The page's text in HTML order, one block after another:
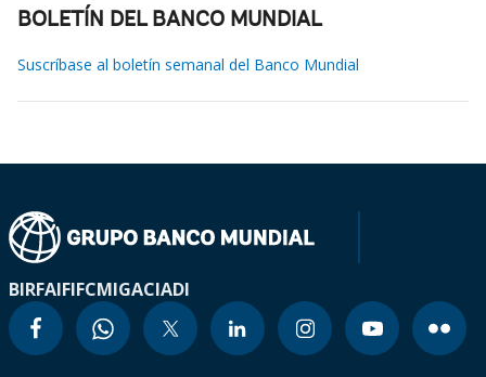
BOLETÍN DEL BANCO MUNDIAL
Suscríbase al boletín semanal del Banco Mundial
BIRFAIFIFCMIGACIADI